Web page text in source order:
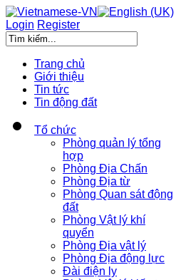
Login Register
Trang chủ
Giới thiệu
Tin tức
Tin động đất
Tổ chức
Phòng quản lý tổng
hợp
Phòng Địa Chấn
Phòng Địa từ
Phòng Quan sát động
đất
Phòng Vật lý khí
quyển
Phòng Địa vật lý
Phòng Địa động lực
Đài điện ly